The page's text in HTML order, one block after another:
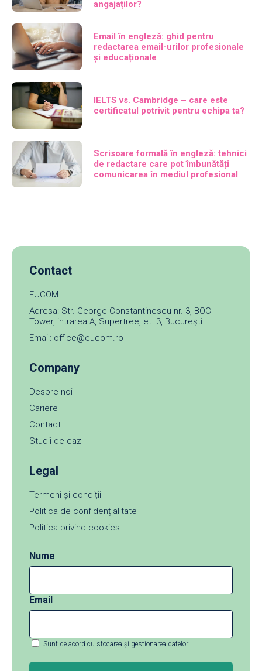
angajaților?
Email în engleză: ghid pentru
redactarea email-urilor profesionale
și educaționale
IELTS vs. Cambridge – care este
certificatul potrivit pentru echipa ta?
Scrisoare formală în engleză: tehnici
de redactare care pot îmbunătăți
comunicarea în mediul profesional
Contact
EUCOM
Adresa: Str. George Constantinescu nr. 3, BOC
Tower, intrarea A, Supertree, et. 3, București
Email: office@eucom.ro
Company
Despre noi
Cariere
Contact
Studii de caz
Legal
Termeni și condiții
Politica de confidențialitate
Politica privind cookies
Nume
Email
Sunt de acord cu stocarea și gestionarea datelor.